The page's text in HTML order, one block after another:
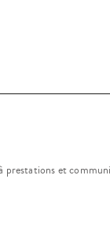
prestations et